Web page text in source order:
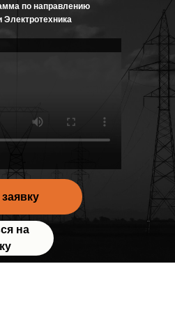
по направлению
Электротехника
на